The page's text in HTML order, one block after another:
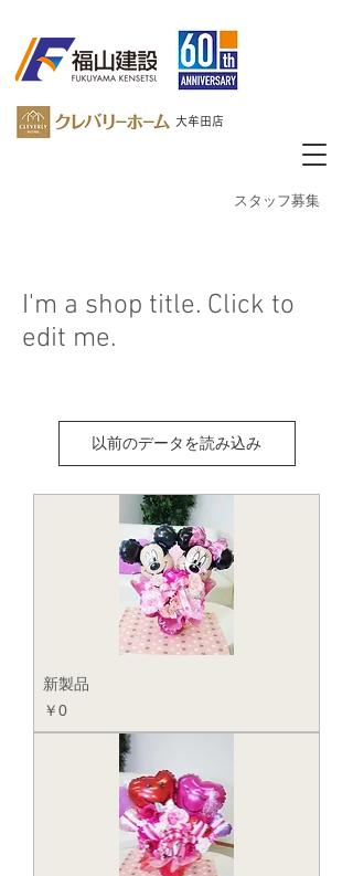
大牟田店
​スタッフ募集
I'm a shop title. Click to
edit me.
以前のデータを読み込み
新製品
価格
￥0